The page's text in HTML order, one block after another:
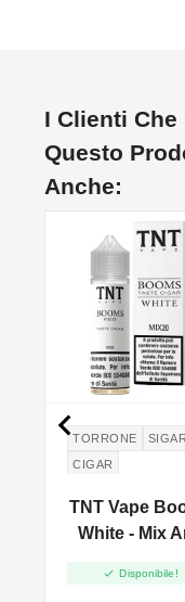
I Clienti
Questo
Anche:
TORRONE
CIGAR
TNT Vape
White - Mix And
 Disponibile!
